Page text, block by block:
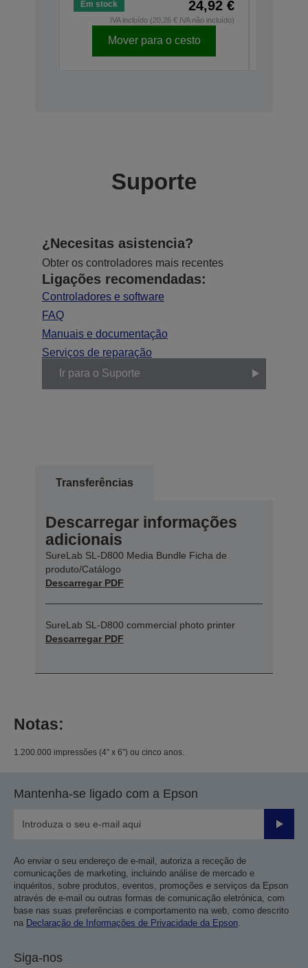
Em stock 24,92 €
IVA incluído (20,26 € IVA não incluído)
Mover para o cesto
Suporte
¿Necesitas asistencia?
Obter os controladores mais recentes
Ligações recomendadas:
Controladores e software
FAQ
Manuais e documentação
Serviços de reparação
Ir para o Suporte
Transferências
Descarregar informações
adicionais
SureLab SL-D800 Media Bundle Ficha de
produto/Catálogo
Descarregar PDF
SureLab SL-D800 commercial photo printer
Descarregar PDF
Notas:
1.200.000 impressões (4” x 6”) ou cinco anos.
Mantenha-se ligado com a Epson
Enviar
Ao enviar o seu endereço de e-mail, autoriza a receção de
comunicações de marketing, incluindo análise de mercado e
inquéritos, sobre produtos, eventos, promoções e serviços da Epson
através de e-mail ou outras formas de comunicação eletrónica, com
base nas suas preferências e comportamento na web, como descrito
na Declaração de Informações de Privacidade da Epson
Siga-nos